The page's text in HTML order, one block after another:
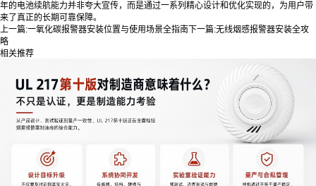
年的电池续航能力并非夸大宣传，而是通过一系列精心设计和优化实现的，为用户带
来了真正的长期可靠保障。
上一篇:一氧化碳报警器安装位置与使用场景全指南 下一篇:无线烟感报警器安装全攻
略
相关推荐